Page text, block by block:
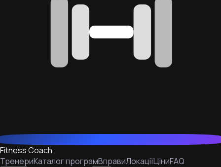
Fitness Coach
ТренериКаталог програмВправиЛокаціїЦіниFAQ